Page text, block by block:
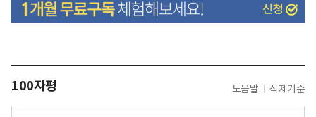
100자평 도움말 삭제기준